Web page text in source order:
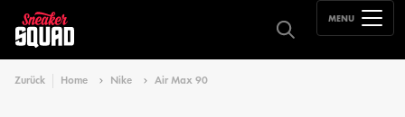
MENU
Zurück Home Nike Air Max 90